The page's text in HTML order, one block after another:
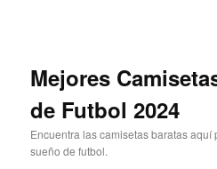
Mejores
de Futbol 2024
Encuentra las camisetas baratas
sueño de futbol.